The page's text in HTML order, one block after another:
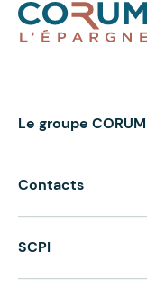
Le groupe CORUM
Contacts
SCPI